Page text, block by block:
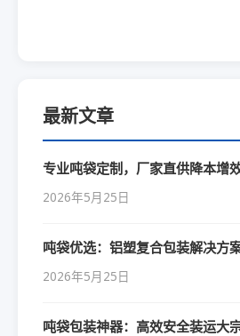
最新文章
专业吨袋定制，厂家直供降本增
2026年5月25日
吨袋优选：铝塑复合包装解决方
2026年5月25日
吨袋包装神器：高效安全装运大